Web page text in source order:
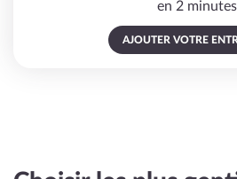
en 2
AJOUTER VOTRE